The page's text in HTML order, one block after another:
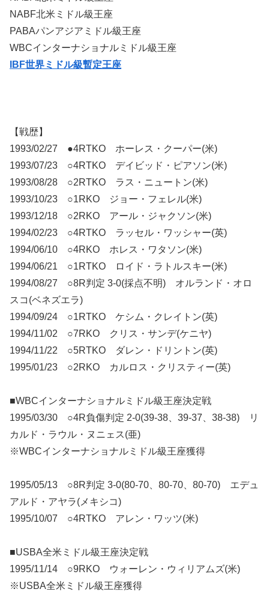
NABF北米ミドル級王座
PABAパンアジアミドル級王座
WBCインターナショナルミドル級王座
IBF世界ミドル級暫定王座
【戦歴】
1993/02/27 ●4RTKO ホーレス・クーパー(米)
1993/07/23 ○4RTKO デイビッド・ピアソン(米)
1993/08/28 ○2RTKO ラス・ニュートン(米)
1993/10/23 ○1RKO ジョー・フェレル(米)
1993/12/18 ○2RKO アール・ジャクソン(米)
1994/02/23 ○4RTKO ラッセル・ワッシャー(英)
1994/06/10 ○4RKO ホレス・ワタソン(米)
1994/06/21 ○1RTKO ロイド・ラトルスキー(米)
1994/08/27 ○8R判定 3-0(採点不明) オルランド・オロ
スコ(ベネズエラ)
1994/09/24 ○1RTKO ケシム・クレイトン(英)
1994/11/02 ○7RKO クリス・サンデ(ケニヤ)
1994/11/22 ○5RTKO ダレン・ドリントン(英)
1995/01/23 ○2RKO カルロス・クリスティー(英)
■WBCインターナショナルミドル級王座決定戦
1995/03/30 ○4R負傷判定 2-0(39-38、39-37、38-38) リ
カルド・ラウル・ヌニェス(亜)
※WBCインターナショナルミドル級王座獲得
1995/05/13 ○8R判定 3-0(80-70、80-70、80-70) エデュ
アルド・アヤラ(メキシコ)
1995/10/07 ○4RTKO アレン・ワッツ(米)
■USBA全米ミドル級王座決定戦
1995/11/14 ○9RKO ウォーレン・ウィリアムズ(米)
※USBA全米ミドル級王座獲得